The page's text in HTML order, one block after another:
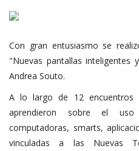
Con gran entusiasmo se
"Nuevas pantallas inteligentes
Andrea Souto.
A lo largo de 12 encuentros
aprendieron sobre el uso
computadoras, smarts,
vinculadas a las Nuevas